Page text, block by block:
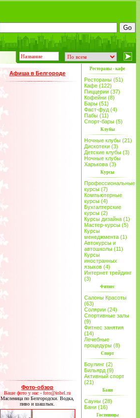
Афиша в Белгороде
Фото-обзор
Ваше фото у нас - foto@inbel.ru
Масленица по Белгородски. Водка,
пиво и шашлык.
Рестораны - кафе
Рестораны (51)
Кафе (122)
Пиццерии (37)
Кофейни (8)
Бары (51)
Фаст-фуд (4)
Пабы (11)
Спорт-бары (5)
Клубы
Ночные клубы (21)
Дискотеки (3)
Детские клубы (3)
Ночные клубы
Харькова (3)
Курсы
Профессиональные
курсы (7)
Компьютерные
курсы (4)
Бухгалтерские
курсы (2)
Курсы дизайна (1)
Мастер-курсы (5)
Курсы
менеджмента (1)
Автокурсы и
автошколы (11)
Курсы
иностранных
языков (4)
Интернет трейдинг
(3)
Фитнес
Салоны Красоты
(63)
Солярии (24)
Спортивные залы
(9)
Фитнес занятия
(14)
Лечебные
процедуры (8)
Спорт
Боулинг (2)
Бильярд (9)
Активный спорт
(21)
Бани
Сауны (28)
Бани (16)
Гостиницы